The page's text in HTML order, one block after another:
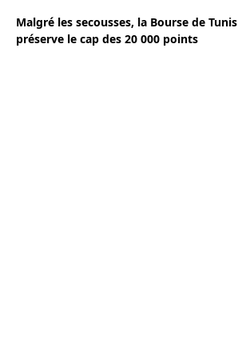
Malgré les secousses, la Bourse de Tunis
préserve le cap des 20 000 points